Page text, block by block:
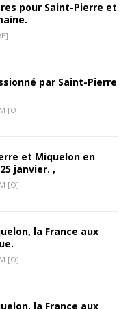
pour Saint-Pierre et
par Saint-Pierre
[O]
et Miquelon en
janvier. ,
[O]
la France aux
[O]
la France aux